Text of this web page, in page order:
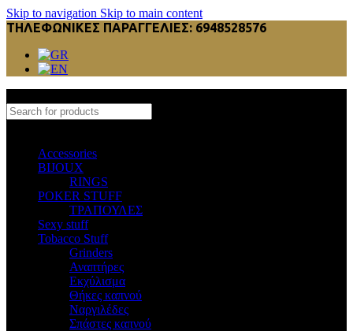
Skip to navigation Skip to main content
ΤΗΛΕΦΩΝΙΚΕΣ ΠΑΡΑΓΓΕΛΙΕΣ: 6948528576
Accessories
BIJOUX
RINGS
POKER STUFF
ΤΡΑΠΟΥΛΕΣ
Sexy stuff
Tobacco Stuff
Grinders
Αναπτήρες
Εκχύλισμα
Θήκες καπνού
Ναργιλέδες
Σπάστες καπνού